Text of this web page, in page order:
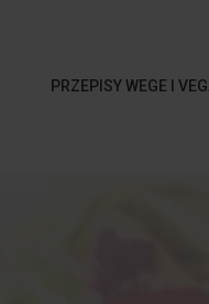
PRZEPISY WEGE I